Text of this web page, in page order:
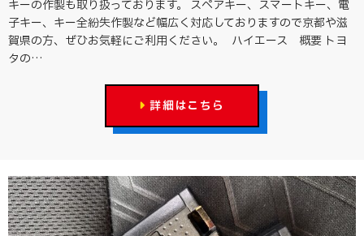
キーの作製も取り扱っております。 スペアキー、スマートキー、電
子キー、キー全紛失作製など幅広く対応しておりますので京都や滋
賀県の方、ぜひお気軽にご利用ください。 ハイエース 概要 トヨ
タの…
詳細はこちら